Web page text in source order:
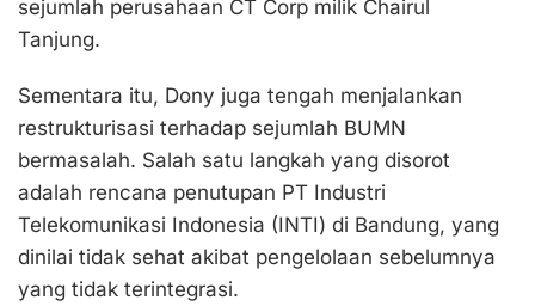
sejumlah perusahaan CT Corp milik Chairul
Tanjung.
Sementara itu, Dony juga tengah menjalankan
restrukturisasi terhadap sejumlah BUMN
bermasalah. Salah satu langkah yang disorot
adalah rencana penutupan PT Industri
Telekomunikasi Indonesia (INTI) di Bandung, yang
dinilai tidak sehat akibat pengelolaan sebelumnya
yang tidak terintegrasi.